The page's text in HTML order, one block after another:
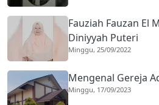
Fauziah Fauzan El
Diniyyah Puteri
Minggu, 25/09/2022
Mengenal Gereja
Minggu, 17/09/2023